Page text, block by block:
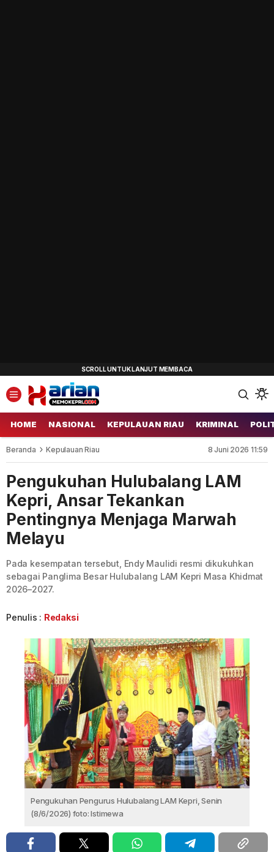
HOME NASIONAL KEPULAUAN RIAU KRIMINAL
Beranda Kepulauan Riau 8 Juni 2026 11:59
Pengukuhan Hulubalang LAM
Kepri, Ansar Tekankan
Pentingnya Menjaga Marwah
Melayu
Pada kesempatan tersebut, Endy Maulidi resmi dikukuhkan
sebagai Panglima Besar Hulubalang LAM Kepri Masa Khidmat
2026–2027.
Penulis : Redaksi
Pengukuhan Pengurus Hulubalang LAM Kepri, Senin
(8/6/2026) foto: Istimewa